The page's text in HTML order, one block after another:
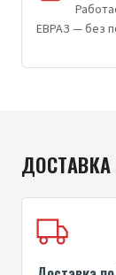
ЕВРАЗ — без